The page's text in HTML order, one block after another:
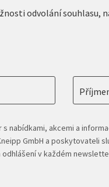
odvolání souhlasu,
nabídkami, akcemi a
GmbH a poskytovateli
v každém